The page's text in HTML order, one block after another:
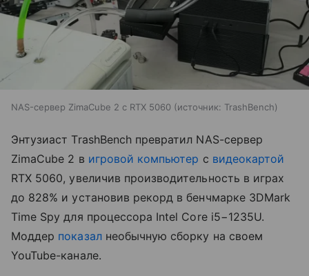
NAS-сервер ZimaCube 2 с RTX 5060 источник: TrashBench
Энтузиаст TrashBench превратил NAS-сервер
ZimaCube 2 в игровой компьютер с видеокартой
RTX 5060, увеличив производительность в играх
до 828% и установив рекорд в бенчмарке 3DMark
Time Spy для процессора Intel Core i5−1235U.
Моддер показалнеобычную сборку на своем
YouTube-канале.